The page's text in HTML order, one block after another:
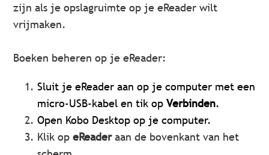
zijn als je opslagruimte op je eReader wilt
vrijmaken.
Boeken beheren op je eReader:
Sluit je eReader aan op je computer met een
micro-USB-kabel en tik op Verbinden.
Open Kobo Desktop op je computer.
Klik opeReaderaan de bovenkant van het